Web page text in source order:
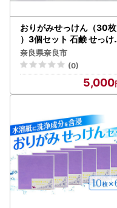
おりがみせっけん（30枚
）3個セット 石鹸 せっけ
ん ハンドソープ 折り紙 お
りがみ J-118
奈良県奈良市
(0)
5,000